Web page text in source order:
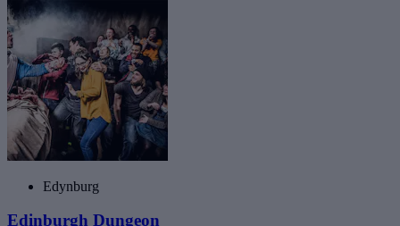
Edynburg
Edinburgh Dungeon